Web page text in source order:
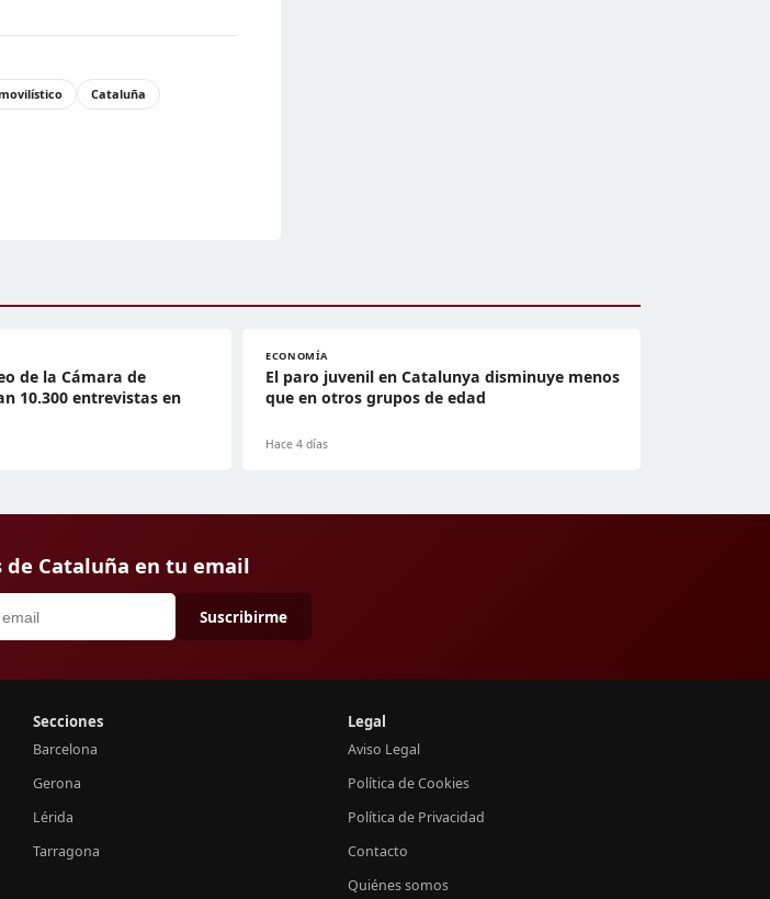
Cataluña
de la Cámara de
10.300 entrevistas en
ECONOMÍA
El paro juvenil en Catalunya disminuye menos
que en otros grupos de edad
Hace 4 días
de Cataluña en tu email
Suscribirme
Secciones
Barcelona
Gerona
Lérida
Tarragona
Legal
Aviso Legal
Política de Cookies
Política de Privacidad
Contacto
Quiénes somos